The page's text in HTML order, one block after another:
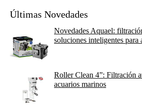
Últimas Novedades
Novedades Aquael:
soluciones inteligentes para
Roller Clean 4”: Filtración
acuarios marinos